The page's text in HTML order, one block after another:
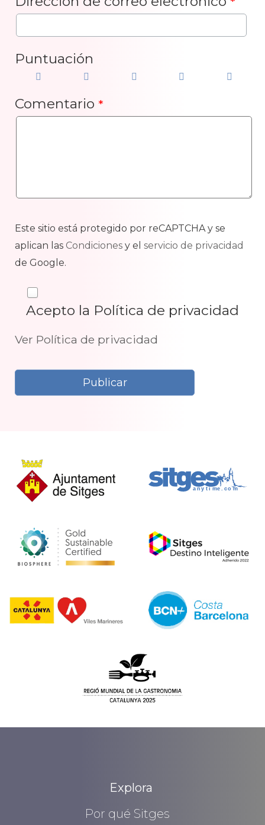
Puntuación
Comentario *
Este sitio está protegido por reCAPTCHA y se
aplican las Condiciones y el servicio de privacidad
de Google.
Acepto la Política de privacidad
Ver Política de privacidad
Explora
Por qué Sitges